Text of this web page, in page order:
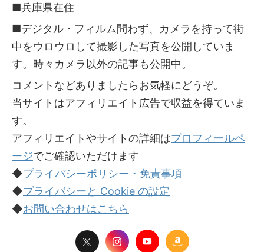
■兵庫県在住
■デジタル・フィルム問わず、カメラを持って街
中をウロウロして撮影した写真を公開していま
す。時々カメラ以外の記事も公開中。
コメントなどありましたらお気軽にどうぞ。
当サイトはアフィリエイト広告で収益を得ていま
す。
アフィリエイトやサイトの詳細はプロフィールペ
ージでご確認いただけます
◆プライバシーポリシー・免責事項
◆プライバシーと Cookie の設定
◆お問い合わせはこちら